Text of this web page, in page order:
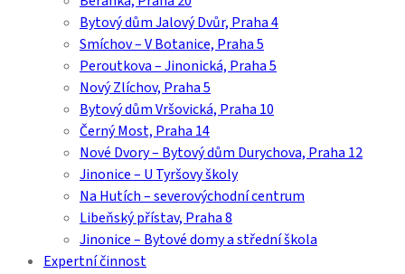
Bytový dům Jalový Dvůr, Praha 4
Smíchov – V Botanice, Praha 5
Peroutkova – Jinonická, Praha 5
Nový Zlíchov, Praha 5
Bytový dům Vršovická, Praha 10
Černý Most, Praha 14
Nové Dvory – Bytový dům Durychova, Praha 12
Jinonice – U Tyršovy školy
Na Hutích – severovýchodní centrum
Libeňský přístav, Praha 8
Jinonice – Bytové domy a střední škola
Expertní činnost